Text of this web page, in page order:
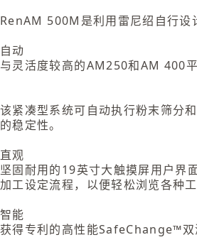
RenAM 500M是利用雷尼绍自行设
自动
与灵活度较高的AM250和AM 400
该紧凑型系统可自动执行粉末筛分
的稳定性。
直观
坚固耐用的19英寸大触摸屏用户
加工设定流程，以便轻松浏览各种工
智能
获得专利的高性能SafeChange™双